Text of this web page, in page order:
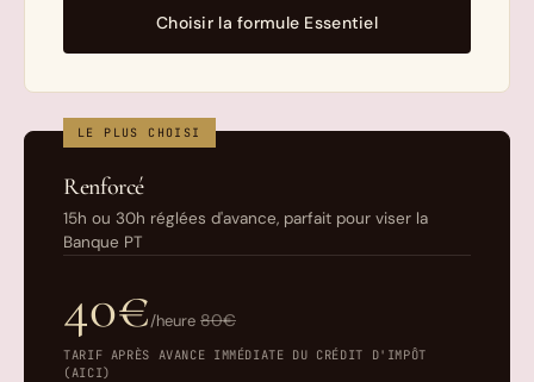
Choisir la formule Essentiel
LE PLUS CHOISI
Renforcé
15h ou 30h réglées d'avance, parfait pour viser la
Banque PT
40€/heure 80€
TARIF APRÈS AVANCE IMMÉDIATE DU CRÉDIT D'IMPÔT
(AICI)